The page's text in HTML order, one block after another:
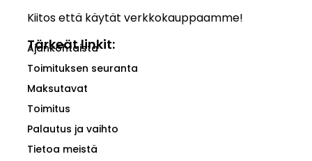
Kiitos että käytät verkkokauppaamme!
Tärkeät linkit:
Ajankohtaista
Toimituksen seuranta
Maksutavat
Toimitus
Palautus ja vaihto
Tietoa meistä